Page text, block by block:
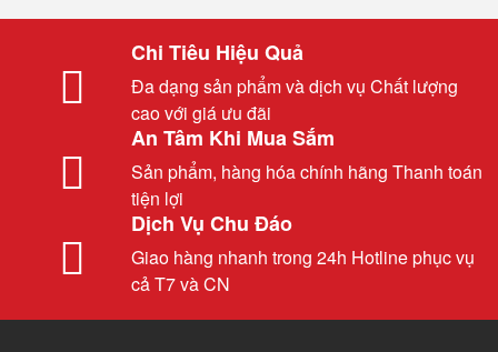
Chi Tiêu Hiệu Quả
Đa dạng sản phẩm và dịch vụ Chất lượng
cao với giá ưu đãi
An Tâm Khi Mua Sắm
Sản phẩm, hàng hóa chính hãng Thanh toán
tiện lợi
Dịch Vụ Chu Đáo
Giao hàng nhanh trong 24h Hotline phục vụ
cả T7 và CN